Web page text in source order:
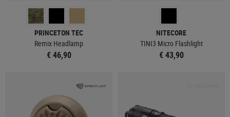
PRINCETON TEC
Remix Headlamp
€ 46,90
NITECORE
TINI3 Micro Flashlight
€ 43,90